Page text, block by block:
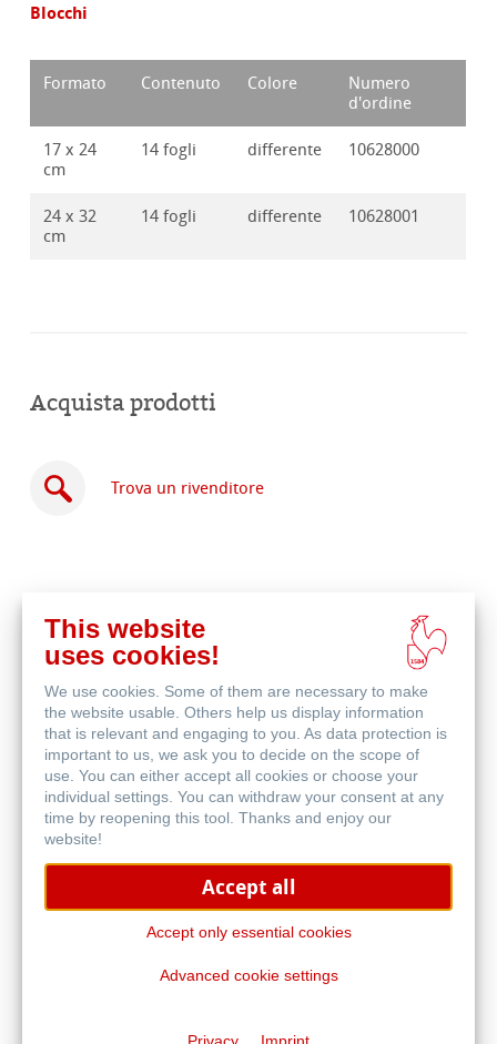
Blocchi
Formato Contenuto Colore
Numero
d'ordine
17 x 24
cm
14 fogli differente 10628000
24 x 32
cm
14 fogli differente 10628001
Acquista prodotti
Trova un rivenditore
Acquista
online
This website
uses cookies!
We use cookies. Some of them are necessary to make
the website usable. Others help us display information
that is relevant and engaging to you. As data protection is
important to us, we ask you to decide on the scope of
use. You can either accept all cookies or choose your
individual settings. You can withdraw your consent at any
time by reopening this tool. Thanks and enjoy our
website!
Accept all
Accept only essential cookies
Advanced cookie settings